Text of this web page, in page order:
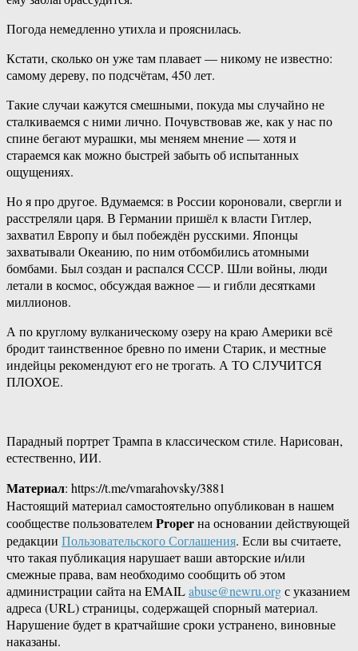
Погода немедленно утихла и прояснилась.
Кстати, сколько он уже там плавает — никому не известно:
самому дереву, по подсчётам, 450 лет.
Такие случаи кажутся смешными, покуда мы случайно не
сталкиваемся с ними лично. Почувствовав же, как у нас по
спине бегают мурашки, мы меняем мнение — хотя и
стараемся как можно быстрей забыть об испытанных
ощущениях.
Но я про другое. Вдумаемся: в России короновали, свергли и
расстреляли царя. В Германии пришёл к власти Гитлер,
захватил Европу и был побеждён русскими. Японцы
захватывали Океанию, по ним отбомбились атомными
бомбами. Был создан и распался СССР. Шли войны, люди
летали в космос, обсуждая важное — и гибли десятками
миллионов.
А по круглому вулканическому озеру на краю Америки всё
бродит таинственное бревно по имени Старик, и местные
индейцы рекомендуют его не трогать. А ТО СЛУЧИТСЯ
ПЛОХОЕ.
Парадный портрет Трампа в классическом стиле. Нарисован,
естественно, ИИ.
Материал: https://t.me/vmarahovsky/3881
Настоящий материал самостоятельно опубликован в нашем
сообществе пользователемProperна основании действующей
редакции Пользовательского Соглашения. Если вы считаете,
что такая публикация нарушает ваши авторские и/или
смежные права, вам необходимо сообщить об этом
администрации сайта на EMAILabuse@newru.orgс указанием
адреса (URL) страницы, содержащей спорный материал.
Нарушение будет в кратчайшие сроки устранено, виновные
наказаны.